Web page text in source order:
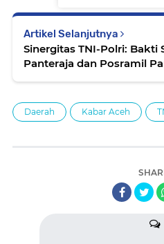
Artikel Selanjutnya
Sinergitas TNI-Polri: Bakti
Panteraja dan Posramil
Daerah Kabar Aceh